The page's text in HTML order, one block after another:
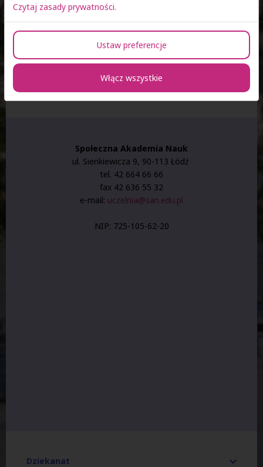
Społeczna Akademia Nauk wŁodzi
Strona główna Kontakt Kontakt do ośrodków Łódź
Społeczna Akademia Nauk
ul. Sienkiewicza 9, 90-113 Łódź
tel. 42 664 66 66
fax 42 636 55 32
e-mail: uczelnia@san.edu.pl
NIP: 725-105-62-20
Dziekanat
Czytaj zasady prywatności.
Ustaw preferencje
Włącz wszystkie